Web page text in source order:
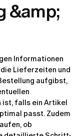
&amp;
Informationen
die Lieferzeiten und
aufgibst,
ist, falls ein Artikel
passt. Zudem
ob